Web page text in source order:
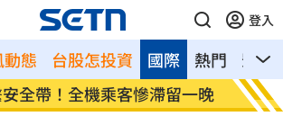
登入
態 台股怎投資 熱門 影音
國際
全帶！全機乘客慘滯留一晚
傳與
了